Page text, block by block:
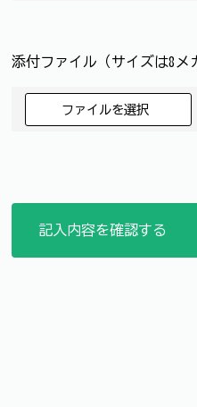
添付ファイル（サイズは8メ
ファイルを選択